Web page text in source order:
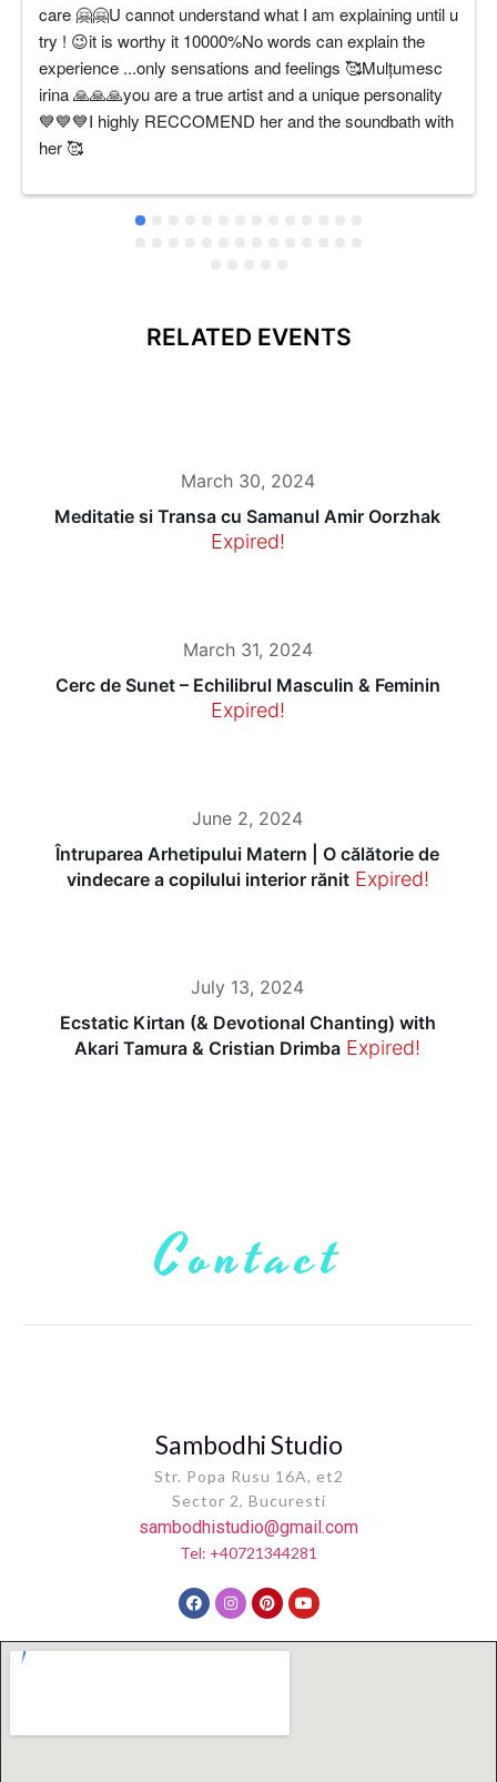
care 🤗🤗U cannot understand what I am explaining until u
try ! 😉it is worthy it 10000%No words can explain the
experience ...only sensations and feelings 🥰Mulțumesc
irina 🙏🙏🙏you are a true artist and a unique personality
💙💙💙I highly RECCOMEND her and the soundbath with
her 🥰
RELATED EVENTS
March 30, 2024
Meditatie si Transa cu Samanul Amir Oorzhak
Expired!
March 31, 2024
Cerc de Sunet – Echilibrul Masculin & Feminin
Expired!
June 2, 2024
Întruparea Arhetipului Matern | O călătorie de
vindecare a copilului interior rănit Expired!
July 13, 2024
Ecstatic Kirtan (& Devotional Chanting) with
Akari Tamura & Cristian Drimba Expired!
Contact
Sambodhi Studio
Str. Popa Rusu 16A, et2
Sector 2, Bucuresti
sambodhistudio@gmail.com
Tel: +40721344281